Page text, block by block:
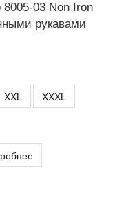
03 Non Iron
рукавами
XXL XXXL